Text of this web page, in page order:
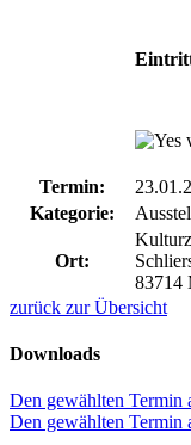
Termin:
Kategorie:
Ort:
83714
zurück zur Übersicht
Downloads
Den gewählten Termin
Den gewählten Termin